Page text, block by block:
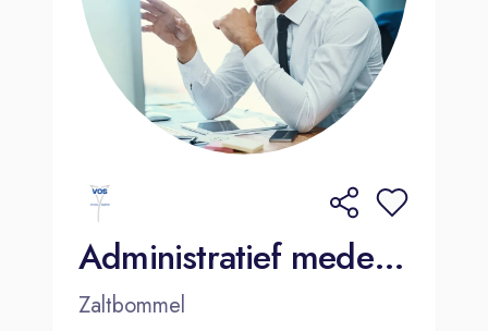
Administratief medewerker financiële administratie (Vos Zaltbommel) (1)
Zaltbommel